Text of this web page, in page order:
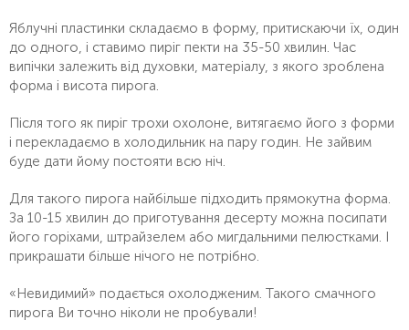
Яблучні пластинки складаємо в форму, притискаючи їх, один
до одного, і ставимо пиріг пекти на 35-50 хвилин. Час
випічки залежить від духовки, матеріалу, з якого зроблена
форма і висота пирога.
Після того як пиріг трохи охолоне, витягаємо його з форми
і перекладаємо в холодильник на пару годин. Не зайвим
буде дати йому постояти всю ніч.
Для такого пирога найбільше підходить прямокутна форма.
За 10-15 хвилин до приготування десерту можна посипати
його горіхами, штрайзелем або мигдальними пелюстками. І
прикрашати більше нічого не потрібно.
«Невидимий» подається охолодженим. Такого смачного
пирога Ви точно ніколи не пробували!